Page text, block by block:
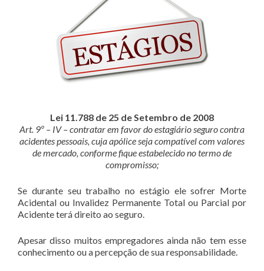
Lei 11.788 de 25 de Setembro de 2008
Art. 9º – IV – contratar em favor do estagiário seguro contra
acidentes pessoais, cuja apólice seja compatível com valores
de mercado, conforme fique estabelecido no termo de
compromisso;
Se durante seu trabalho no estágio ele sofrer Morte
Acidental ou Invalidez Permanente Total ou Parcial por
Acidente terá direito ao seguro.
Apesar disso muitos empregadores ainda não tem esse
conhecimento ou a percepção de sua responsabilidade.